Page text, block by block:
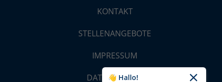
KONTAKT
STELLENANGEBOTE
IMPRESSUM
DATENSCHUTZ
👋 Hallo!